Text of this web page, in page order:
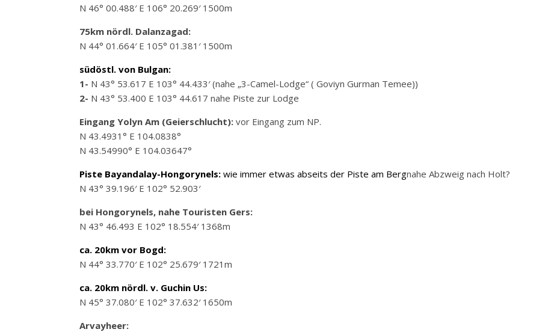
N 46° 00.488′ E 106° 20.269′ 1500m
75km nördl. Dalanzagad:
N 44° 01.664′ E 105° 01.381′ 1500m
südöstl. von Bulgan:
1- N 43° 53.617 E 103° 44.433′ (nahe „3-Camel-Lodge“ ( Goviyn Gurman Temee))
2- N 43° 53.400 E 103° 44.617 nahe Piste zur Lodge
Eingang Yolyn Am (Geierschlucht): vor Eingang zum NP.
N 43.4931° E 104.0838°
N 43.54990° E 104.03647°
Piste Bayandalay-Hongorynels: wie immer etwas abseits der Piste am Bergnahe Abzweig nach Holt?
N 43° 39.196′ E 102° 52.903′
bei Hongorynels, nahe Touristen Gers:
N 43° 46.493 E 102° 18.554′ 1368m
ca. 20km vor Bogd:
N 44° 33.770′ E 102° 25.679′ 1721m
ca. 20km nördl. v. Guchin Us:
N 45° 37.080′ E 102° 37.632′ 1650m
Arvayheer: